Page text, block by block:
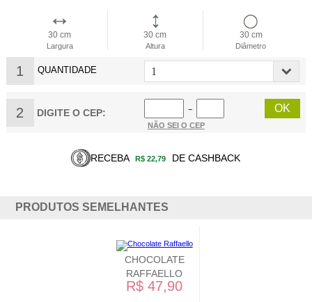
30 cm
Largura
30 cm
Altura
30 cm
Diâmetro
1 QUANTIDADE
2 DIGITE O CEP:
−
NÃO SEI O CEP
RECEBA R$ 22,79 DE CASHBACK
PRODUTOS SEMELHANTES
CHOCOLATE
RAFFAELLO
R$ 47,90